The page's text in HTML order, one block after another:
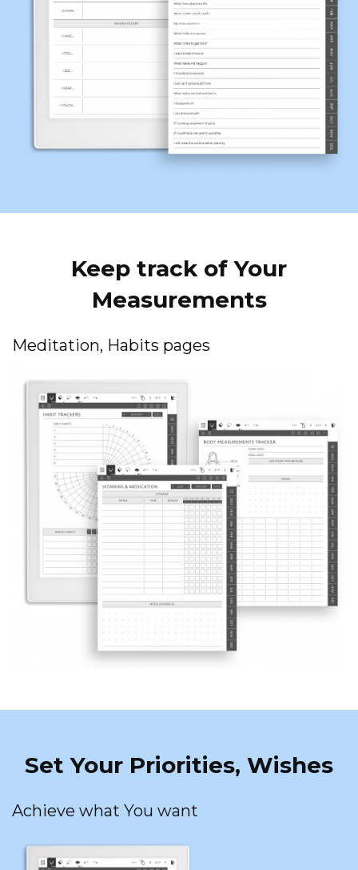
Keep track of Your
Measurements
Meditation, Habits pages
Set Your Priorities, Wishes
Achieve what You want